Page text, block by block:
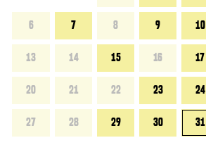
6 7 8 9 10
13 14 15 16 17
20 21 22 23 24
27 28 29 30 31